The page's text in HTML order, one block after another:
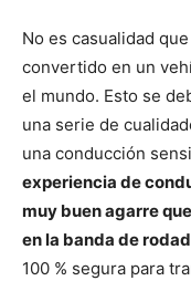
No es casualidad
convertido en un
el mundo. Esto se
una serie de
una conducción
experiencia de
muy buen agarre
en la banda de
100 % segura para